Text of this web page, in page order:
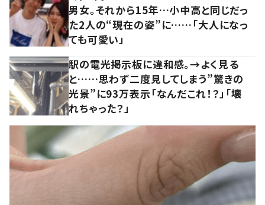
男女。それから15年…小中高と同じだっ
た2人の“現在の姿”に……「大人になっ
ても可愛い」
駅の電光掲示板に違和感。→よく見る
と……思わず二度見してしまう”驚きの
光景”に93万表示「なんだこれ！？」「壊
れちゃった？」